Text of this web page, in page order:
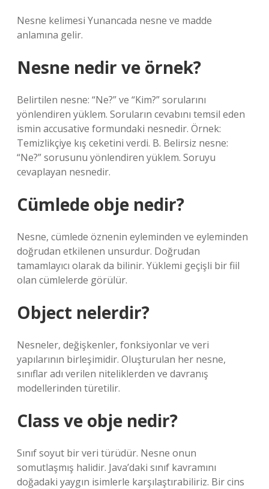
Nesne kelimesi Yunancada nesne ve madde
anlamına gelir.
Nesne nedir ve örnek?
Belirtilen nesne: “Ne?” ve “Kim?” sorularını
yönlendiren yüklem. Soruların cevabını temsil eden
ismin accusative formundaki nesnedir. Örnek:
Temizlikçiye kış ceketini verdi. B. Belirsiz nesne:
“Ne?” sorusunu yönlendiren yüklem. Soruyu
cevaplayan nesnedir.
Cümlede obje nedir?
Nesne, cümlede öznenin eyleminden ve eyleminden
doğrudan etkilenen unsurdur. Doğrudan
tamamlayıcı olarak da bilinir. Yüklemi geçişli bir fiil
olan cümlelerde görülür.
Object nelerdir?
Nesneler, değişkenler, fonksiyonlar ve veri
yapılarının birleşimidir. Oluşturulan her nesne,
sınıflar adı verilen niteliklerden ve davranış
modellerinden türetilir.
Class ve obje nedir?
Sınıf soyut bir veri türüdür. Nesne onun
somutlaşmış halidir. Java’daki sınıf kavramını
doğadaki yaygın isimlerle karşılaştırabiliriz. Bir cins